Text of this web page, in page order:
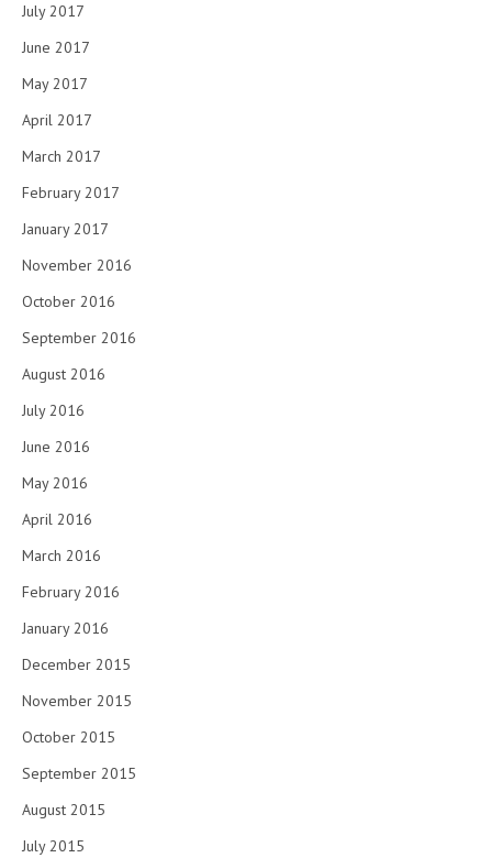
July 2017
June 2017
May 2017
April 2017
March 2017
February 2017
January 2017
November 2016
October 2016
September 2016
August 2016
July 2016
June 2016
May 2016
April 2016
March 2016
February 2016
January 2016
December 2015
November 2015
October 2015
September 2015
August 2015
July 2015